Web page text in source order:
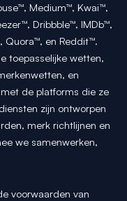
Medium™, Kwai™,
Dribbble™, IMDb™,
Quora™, en Reddit™.
toepasselijke wetten,
en
de platforms die ze
zijn ontworpen
merk richtlijnen en
we samenwerken,
voorwaarden van